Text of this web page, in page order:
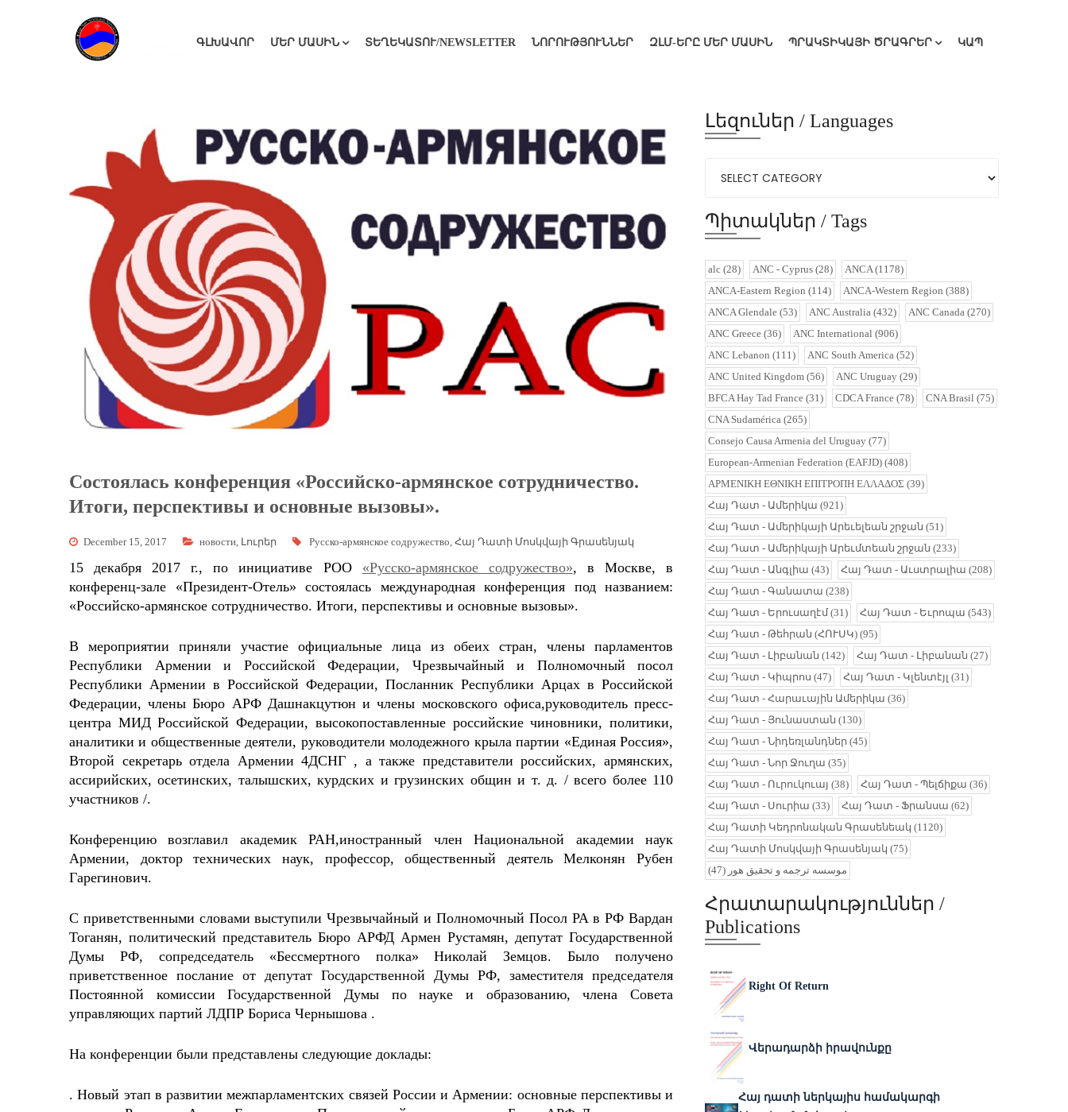
ԳԼԽԱՎՈՐ ՄԵՐ ՄԱՍԻՆ ՏԵՂԵԿԱՏՈՒ/NEWSLETTER ՆՈՐՈՒԹՅՈՒՆՆԵՐ ԶԼՄ-ԵՐԸ ՄԵՐ ՄԱՍԻՆ ՊՐԱԿՏԻԿԱՅԻ ԾՐԱԳՐԵՐ ԿԱՊ
Состоялась конференция «Российско-армянское сотрудничество.
Итоги, перспективы и основные вызовы».
December 15, 2017 новости, Լուրեր Русско-армянское содружество, Հայ Դատի Մոսկվայի Գրասենյակ
15 декабря 2017 г., по инициативе РОО «Русско-армянское содружество», в Москве, в
конференц-зале «Президент-Отель» состоялась международная конференция под названием:
«Российско-армянское сотрудничество. Итоги, перспективы и основные вызовы».
В мероприятии приняли участие официальные лица из обеих стран, члены парламентов
Республики Армении и Российской Федерации, Чрезвычайный и Полномочный посол
Республики Армении в Российской Федерации, Посланник Республики Арцах в Российской
Федерации, члены Бюро АРФ Дашнакцутюн и члены московского офиса,руководитель пресс-
центра МИД Российской Федерации, высокопоставленные российские чиновники, политики,
аналитики и общественные деятели, руководители молодежного крыла партии «Единая Россия»,
Второй секретарь отдела Армении 4ДСНГ , а также представители российских, армянских,
ассирийских, осетинских, талышских, курдских и грузинских общин и т. д. / всего более 110
участников /.
Конференцию возглавил академик РАН,иностранный член Национальной академии наук
Армении, доктор технических наук, профессор, общественный деятель Мелконян Рубен
Гарегинович.
С приветственными словами выступили Чрезвычайный и Полномочный Посол РА в РФ Вардан
Тоганян, политический представитель Бюро АРФД Армен Рустамян, депутат Государственной
Думы РФ, сопредседатель «Бессмертного полка» Николай Земцов. Было получено
приветственное послание от депутат Государственной Думы РФ, заместителя председателя
Постоянной комиссии Государственной Думы по науке и образованию, члена Совета
управляющих партий ЛДПР Бориса Чернышова .
На конференции были представлены следующие доклады:
. Новый этап в развитии межпарламентских связей России и Армении: основные перспективы и
Լեզուներ / Languages
Պիտակներ / Tags
alc (28) ANC - Cyprus (28) ANCA(1178)
ANCA-Eastern Region (114) ANCA-Western Region (388)
ANCA Glendale (53) ANC Australia (432) ANC Canada (270)
ANC Greece (36) ANC International (906)
ANC Lebanon (111) ANC South America (52)
ANC United Kingdom (56) ANC Uruguay (29)
BFCA Hay Tad France (31) CDCA France (78) CNA Brasil (75)
CNA Sudamérica (265)
Consejo Causa Armenia del Uruguay (77)
European-Armenian Federation (EAFJD) (408)
ΑΡΜΕΝΙΚΗ ΕΘΝΙΚΗ ΕΠΙΤΡΟΠΗ ΕΛΛΑΔΟΣ (39)
Հայ Դատ - Ամերիկա (921)
Հայ Դատ - Ամերիկայի Արեւելեան շրջան (51)
Հայ Դատ - Ամերիկայի Արեւմտեան շրջան (233)
Հայ Դատ - Անգլիա (43) Հայ Դատ - Աւստրալիա (208)
Հայ Դատ - Գանատա (238)
Հայ Դատ - Երուսաղէմ(31) Հայ Դատ - Եւրոպա (543)
Հայ Դատ - Թեհրան (ՀՈՒՍԿ) (95)
Հայ Դատ - Լիբանան (142) Հայ Դատ - Լիբանան (27)
Հայ Դատ - Կիպրոս (47) Հայ Դատ - Կլենտէյլ (31)
Հայ Դատ - Հարաւային Ամերիկա (36)
Հայ Դատ - Յունաստան (130)
Հայ Դատ - Նիդեռլանդներ (45)
Հայ Դատ - Նոր Ջուղա (35)
Հայ Դատ - Ուրուկուայ (38) Հայ Դատ - Պելճիքա (36)
Հայ Դատ - Սուրիա (33) Հայ Դատ - Ֆրանսա (62)
Հայ Դատի Կեդրոնական Գրասենեակ (1120)
Հայ Դատի Մոսկվայի Գրասենյակ (75)
موسسه ترجمه و تحقیق هور (47)
Հրատարակություններ /
Publications
Right Of Return
Վերադարձի իրավունքը
Հայ դատի ներկայիս համակարգի